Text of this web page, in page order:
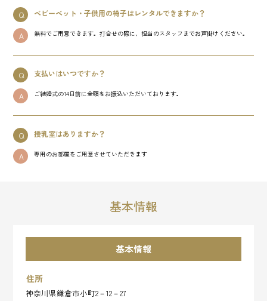
Q ベビーベット・子供用の椅子はレンタルできますか？
A 無料でご用意できます。打合せの際に、担当のスタッフまでお声掛けください。
Q 支払いはいつですか？
A ご結婚式の14日前に全額をお振込いただいております。
Q 授乳室はありますか？
A 専用のお部屋をご用意させていただきます
基本情報
基本情報
住所
神奈川県鎌倉市小町2－12－27